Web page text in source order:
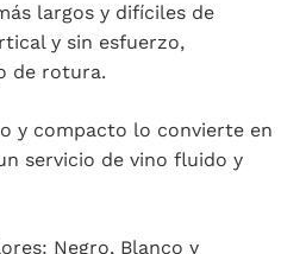
largos y difíciles de
y sin esfuerzo,
de rotura.
y compacto lo convierte en
servicio de vino fluido y
Negro, Blanco y